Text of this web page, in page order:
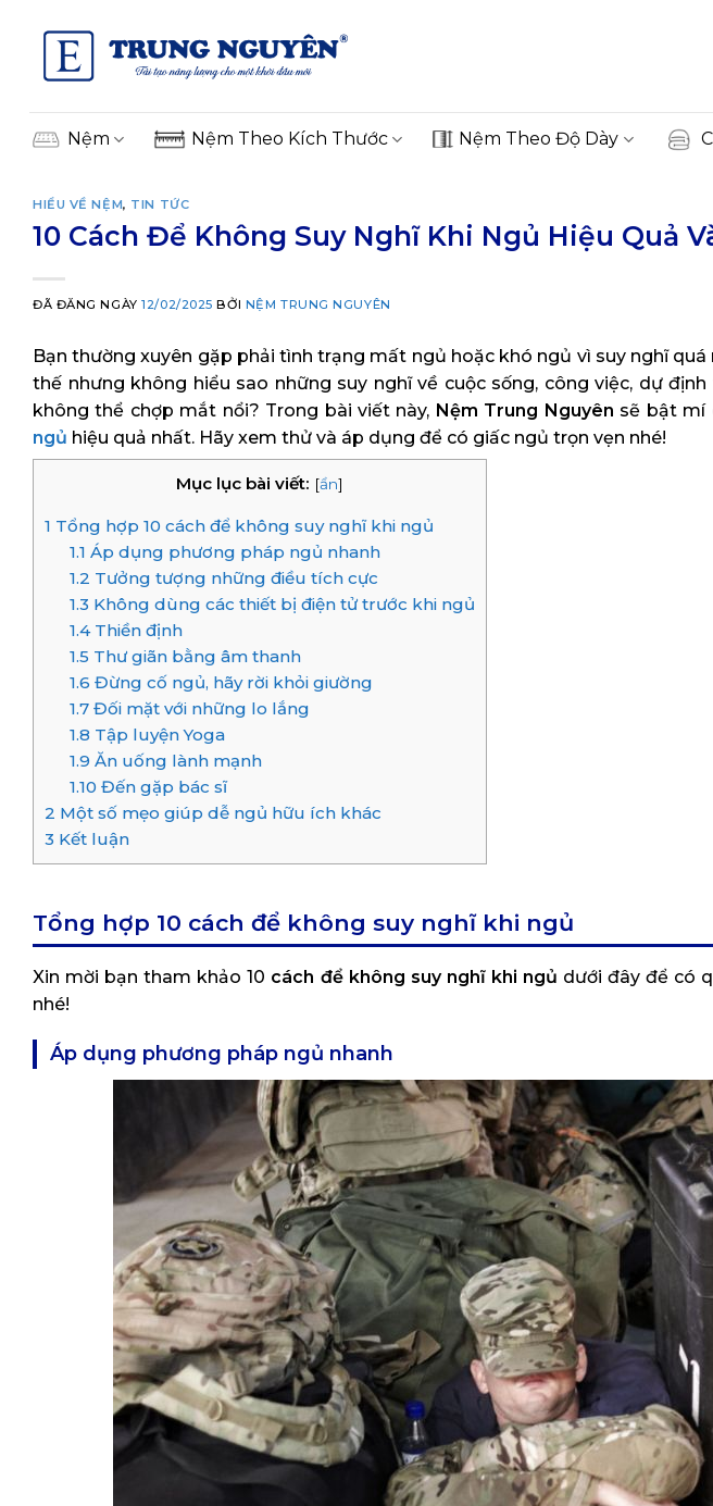
content
Nệm Nệm Theo Kích Thước Nệm Theo Độ Dày
HIỂU VỀ NỆM, TIN TỨC
10 Cách Để Không Suy Nghĩ Khi Ngủ Hiệu Quả
ĐÃ ĐĂNG NGÀY12/02/2025 BỞI NỆM TRUNG NGUYÊN
Bạn thường xuyên gặp phải tình trạng mất ngủ hoặc khó ngủ vì suy nghĩ
thế nhưng không hiểu sao những suy nghĩ về cuộc sống, công việc, dự
không thể chợp mắt nổi? Trong bài viết này, Nệm Trung Nguyên sẽ bật mí
ngủ hiệu quả nhất. Hãy xem thử và áp dụng để có giấc ngủ trọn vẹn nhé!
Mục lục bài viết: [ẩn]
1 Tổng hợp 10 cách để không suy nghĩ khi ngủ
1.1 Áp dụng phương pháp ngủ nhanh
1.2 Tưởng tượng những điều tích cực
1.3 Không dùng các thiết bị điện tử trước khi ngủ
1.4Thiền định
1.5 Thư giãn bằng âm thanh
1.6 Đừng cố ngủ, hãy rời khỏi giường
1.7Đối mặt với những lo lắng
1.8 Tập luyện Yoga
1.9 Ăn uống lành mạnh
1.10 Đến gặp bác sĩ
2 Một số mẹo giúp dễ ngủ hữu ích khác
3 Kết luận
Tổng hợp 10 cách để không suy nghĩ khi ngủ
Xin mời bạn tham khảo 10 cách để không suy nghĩ khi ngủ dưới đây để có
nhé!
Áp dụng phương pháp ngủ nhanh